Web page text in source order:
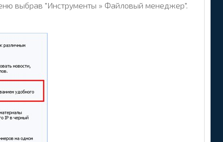
выбрав "Инструменты » Файловый менеджер".